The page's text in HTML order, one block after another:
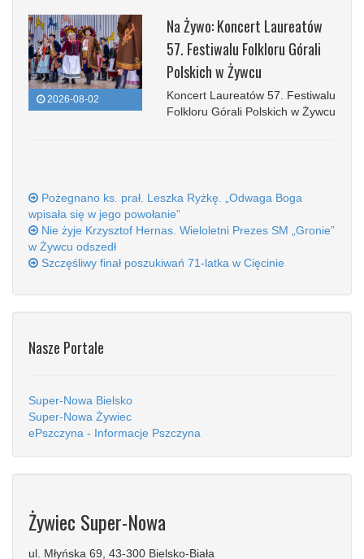
2026-08-02
Na Żywo: Koncert Laureatów
57. Festiwalu Folkloru Górali
Polskich w Żywcu
Koncert Laureatów 57. Festiwalu
Folkloru Górali Polskich w Żywcu
Pożegnano ks. prał. Leszka Ryżkę. „Odwaga Boga
wpisała się w jego powołanie”
Nie żyje Krzysztof Hernas. Wieloletni Prezes SM „Gronie”
w Żywcu odszedł
Szczęśliwy finał poszukiwań 71-latka w Cięcinie
Nasze Portale
Super-Nowa Bielsko
Super-Nowa Żywiec
ePszczyna - Informacje Pszczyna
Żywiec Super-Nowa
ul. Młyńska 69, 43-300 Bielsko-Biała